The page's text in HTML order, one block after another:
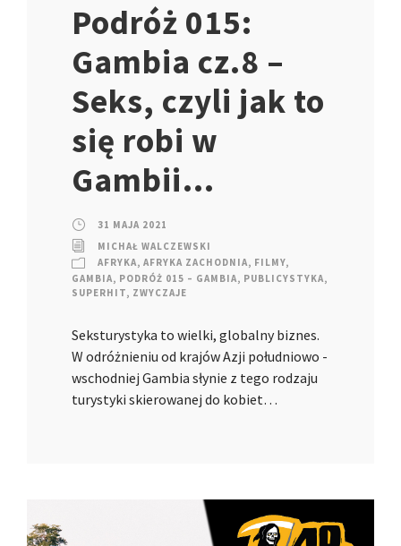
Podróż 015:
Gambia cz.8 –
Seks, czyli jak to
się robi w
Gambii…
31 MAJA 2021
MICHAŁ WALCZEWSKI
AFRYKA, AFRYKA ZACHODNIA, FILMY,
GAMBIA, PODRÓŻ 015 – GAMBIA, PUBLICYSTYKA,
SUPERHIT, ZWYCZAJE
Seksturystyka to wielki, globalny biznes.
W odróżnieniu od krajów Azji południowo -
wschodniej Gambia słynie z tego rodzaju
turystyki skierowanej do kobiet…